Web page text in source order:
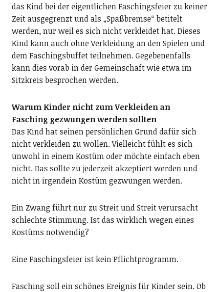
das Kind bei der eigentlichen Faschingsfeier zu keiner
Zeit ausgegrenzt und als „Spaßbremse“ betitelt
werden, nur weil es sich nicht verkleidet hat. Dieses
Kind kann auch ohne Verkleidung an den Spielen und
dem Faschingsbuffet teilnehmen. Gegebenenfalls
kann dies vorab in der Gemeinschaft wie etwa im
Sitzkreis besprochen werden.
Warum Kinder nicht zum Verkleiden an
Fasching gezwungen werden sollten
Das Kind hat seinen persönlichen Grund dafür sich
nicht verkleiden zu wollen. Vielleicht fühlt es sich
unwohl in einem Kostüm oder möchte einfach eben
nicht. Das sollte zu jederzeit akzeptiert werden und
nicht in irgendein Kostüm gezwungen werden.
Ein Zwang führt nur zu Streit und Streit verursacht
schlechte Stimmung. Ist das wirklich wegen eines
Kostüms notwendig?
Eine Faschingsfeier ist kein Pflichtprogramm.
Fasching soll ein schönes Ereignis für Kinder sein. Ob